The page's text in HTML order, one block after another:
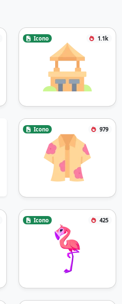
Icono 1.1k
Icono 979
Icono 425